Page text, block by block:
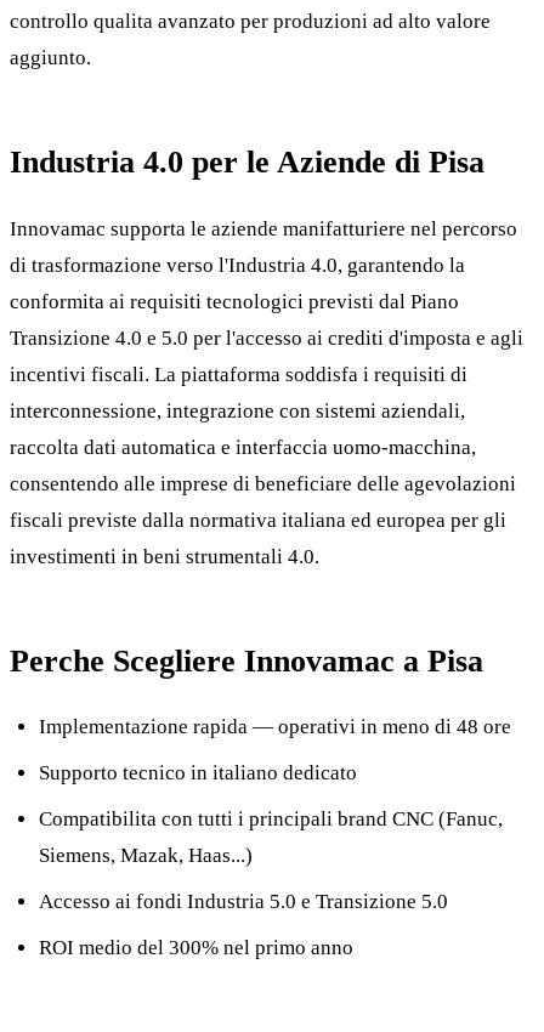
controllo qualita avanzato per produzioni ad alto valore
aggiunto.
Industria 4.0 per le Aziende di Pisa
Innovamac supporta le aziende manifatturiere nel percorso
di trasformazione verso l'Industria 4.0, garantendo la
conformita ai requisiti tecnologici previsti dal Piano
Transizione 4.0 e 5.0 per l'accesso ai crediti d'imposta e agli
incentivi fiscali. La piattaforma soddisfa i requisiti di
interconnessione, integrazione con sistemi aziendali,
raccolta dati automatica e interfaccia uomo-macchina,
consentendo alle imprese di beneficiare delle agevolazioni
fiscali previste dalla normativa italiana ed europea per gli
investimenti in beni strumentali 4.0.
Perche Scegliere Innovamac a Pisa
Implementazione rapida — operativi in meno di 48 ore
Supporto tecnico in italiano dedicato
Compatibilita con tutti i principali brand CNC (Fanuc,
Siemens, Mazak, Haas...)
Accesso ai fondi Industria 5.0 e Transizione 5.0
ROI medio del 300% nel primo anno